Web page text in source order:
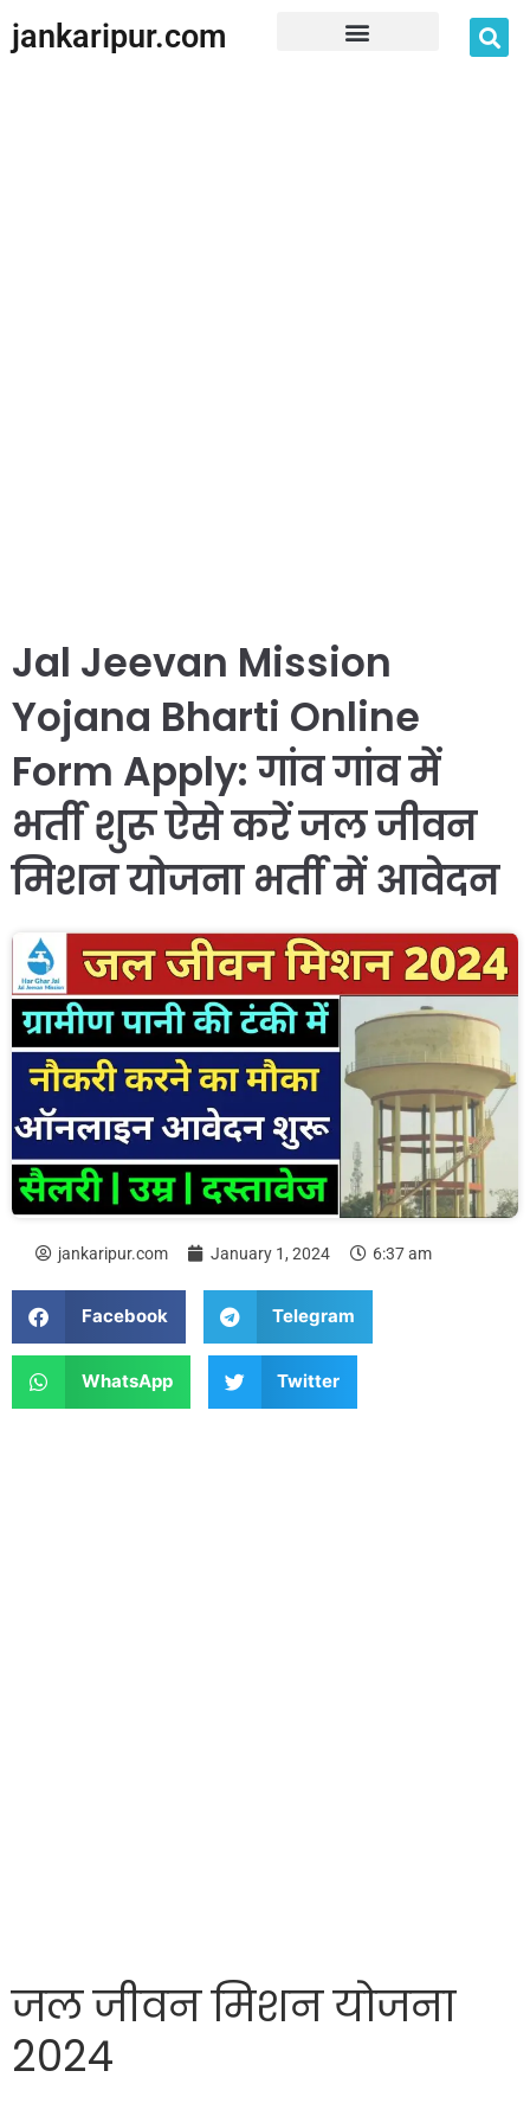
jankaripur.com
Jal Jeevan Mission
Yojana Bharti Online
Form Apply: गांव गांव में
भर्ती शुरू ऐसे करें जल जीवन
मिशन योजना भर्ती में आवेदन
jankaripur.com January 1, 2024 6:37 am
Facebook Telegram
WhatsApp Twitter
जल जीवन मिशन योजना
2024